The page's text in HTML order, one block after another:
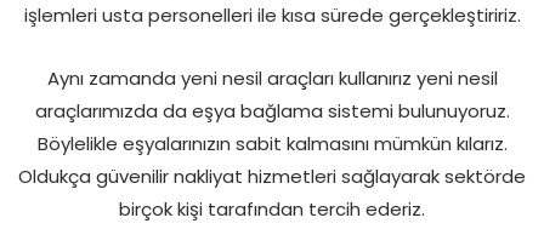
işlemleri usta personelleri ile kısa sürede gerçekleştiririz.
Aynı zamanda yeni nesil araçları kullanırız yeni nesil
araçlarımızda da eşya bağlama sistemi bulunuyoruz.
Böylelikle eşyalarınızın sabit kalmasını mümkün kılarız.
Oldukça güvenilir nakliyat hizmetleri sağlayarak sektörde
birçok kişi tarafından tercih ederiz.